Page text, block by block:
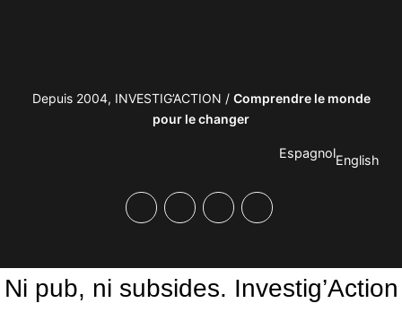
Depuis 2004, INVESTIG’ACTION / Comprendre le monde
pour le changer
EspagnolEnglish
Ni pub, ni subsides. Investig’Action